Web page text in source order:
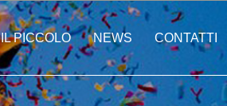
IL PICCOLO NEWS CONTATTI